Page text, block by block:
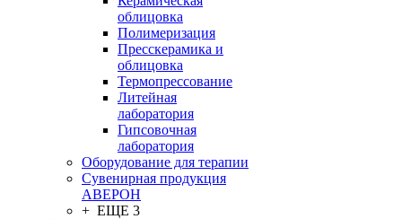
облицовка
Полимеризация
Пресскерамика и
облицовка
Термопрессование
Литейная
лаборатория
Гипсовочная
лаборатория
Оборудование для терапии
Сувенирная продукция
АВЕРОН
+ ЕЩЕ 3